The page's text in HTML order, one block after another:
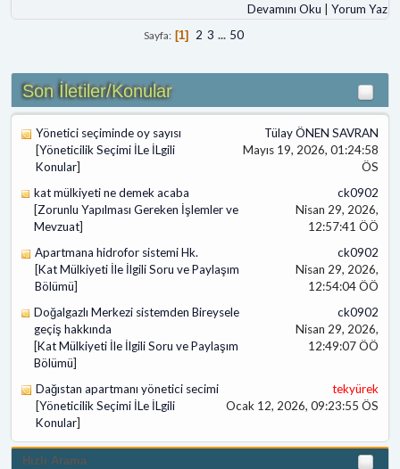
Devamını Oku
Yorum Yaz
Sayfa 1 2 3 ... 50
Son İletiler/Konular
Yönetici seçiminde oy sayısı
[Yöneticilik Seçimi İLe İLgili
Konular]
Tülay ÖNEN SAVRAN
Mayıs 19, 2026, 01:24:58
ÖS
kat mülkiyeti ne demek acaba
[Zorunlu Yapılması Gereken İşlemler ve
Mevzuat]
ck0902
Nisan 29, 2026,
12:57:41 ÖÖ
Apartmana hidrofor sistemi Hk.
[Kat Mülkiyeti İle İlgili Soru ve Paylaşım
Bölümü]
ck0902
Nisan 29, 2026,
12:54:04 ÖÖ
Doğalgazlı Merkezi sistemden Bireysele
geçiş hakkında
[Kat Mülkiyeti İle İlgili Soru ve Paylaşım
Bölümü]
ck0902
Nisan 29, 2026,
12:49:07 ÖÖ
Dağıstan apartmanı yönetici secimi
[Yöneticilik Seçimi İLe İLgili
Konular]
tekyürek
Ocak 12, 2026, 09:23:55 ÖS
Hızlı Arama